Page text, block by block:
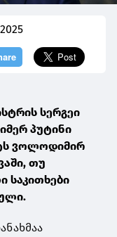
სერგეი
პუტინი
ვოლოდიმირ
თუ
საკითხები